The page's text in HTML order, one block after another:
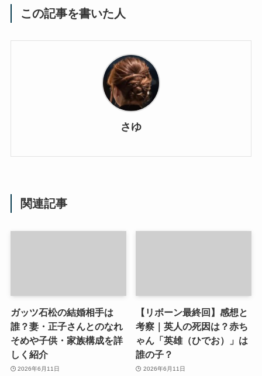
この記事を書いた人
さゆ
関連記事
ガッツ石松の結婚相手は
誰？妻・正子さんとのなれ
そめや子供・家族構成を詳
しく紹介
2026年6月11日
【リボーン最終回】感想と
考察｜英人の死因は？赤ち
ゃん「英雄（ひでお）」は
誰の子？
2026年6月11日